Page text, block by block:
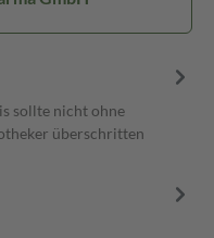
sollte nicht ohne
überschritten